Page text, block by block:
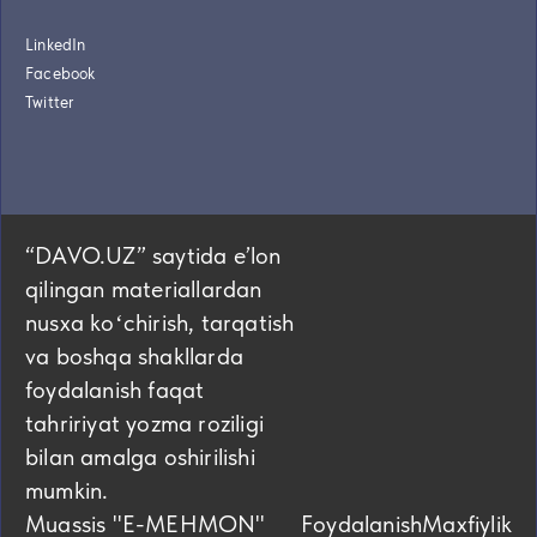
LinkedIn
Facebook
Twitter
“DAVO.UZ” saytida eʼlon
qilingan materiallardan
nusxa koʻchirish, tarqatish
va boshqa shakllarda
foydalanish faqat
tahririyat yozma roziligi
bilan amalga oshirilishi
mumkin.
Muassis "E-MEHMON"
FoydalanishMaxfiylik